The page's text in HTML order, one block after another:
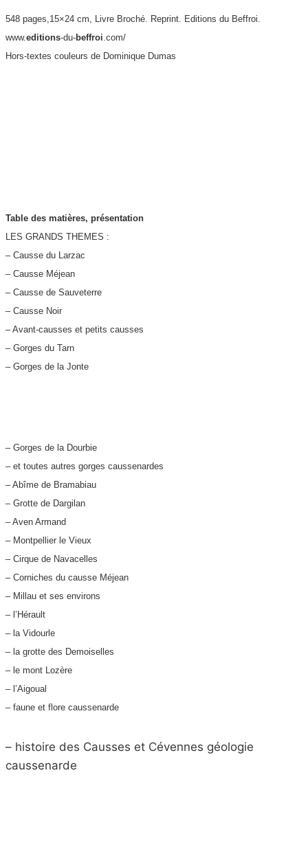
548 pages,15×24 cm, Livre Broché. Reprint. Editions du Beffroi.
www.editions-du-beffroi.com/
Hors-textes couleurs de Dominique Dumas
Table des matières, présentation
LES GRANDS THEMES :
– Causse du Larzac
– Causse Méjean
– Causse de Sauveterre
– Causse Noir
– Avant-causses et petits causses
– Gorges du Tarn
– Gorges de la Jonte
– Gorges de la Dourbie
– et toutes autres gorges caussenardes
– Abîme de Bramabiau
– Grotte de Dargilan
– Aven Armand
– Montpellier le Vieux
– Cirque de Navacelles
– Corniches du causse Méjean
– Millau et ses environs
– l’Hérault
– la Vidourle
– la grotte des Demoiselles
– le mont Lozère
– l’Aigoual
– faune et flore caussenarde
– histoire des Causses et Cévennes géologie
caussenarde